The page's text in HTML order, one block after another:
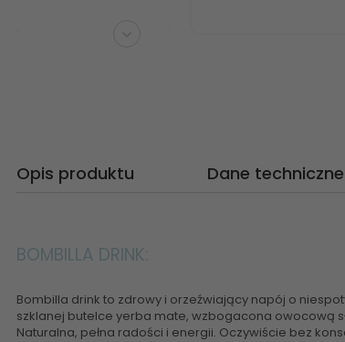
Opis produktu Dane techniczne
BOMBILLA DRINK:
Bombilla drink to zdrowy i orzeźwiający napój o
szklanej butelce yerba mate, wzbogacona owocową
Naturalna, pełna radości i energii. Oczywiście bez